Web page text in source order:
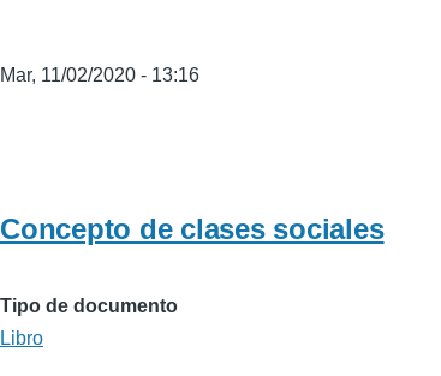
Mar, 11/02/2020 - 13:16
Concepto de clases sociales
Tipo de documento
Libro